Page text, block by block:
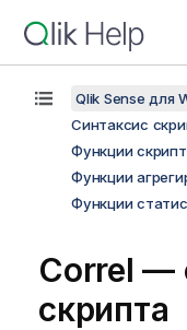
Qlik Sense для
Синтаксис
Функции
Функции
Функции
Correl —
скрипта